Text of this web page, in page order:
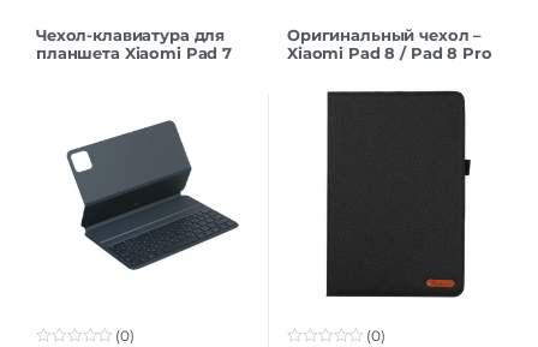
Чехол-клавиатура для
планшета Xiaomi Pad 7
(0)
Оригинальный чехол –
Xiaomi Pad 8 / Pad 8 Pro
(0)